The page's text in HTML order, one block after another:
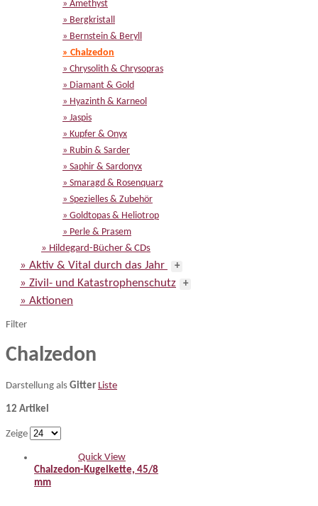
» Amethyst
» Bergkristall
» Bernstein & Beryll
» Chalzedon
» Chrysolith & Chrysopras
» Diamant & Gold
» Hyazinth & Karneol
» Jaspis
» Kupfer & Onyx
» Rubin & Sarder
» Saphir & Sardonyx
» Smaragd & Rosenquarz
» Spezielles & Zubehör
» Goldtopas & Heliotrop
» Perle & Prasem
» Hildegard-Bücher & CDs
» Aktiv & Vital durch das Jahr +
» Zivil- und Katastrophenschutz +
» Aktionen
Filter
Chalzedon
Darstellung als Gitter Liste
12 Artikel
Zeige
Quick View
Chalzedon-Kugelkette, 45/8
mm